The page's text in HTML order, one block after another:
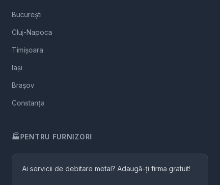
București
Cluj-Napoca
Timișoara
Iași
Brașov
Constanța
🏭PENTRU FURNIZORI
Ai servicii de debitare metal? Adaugă-ți firma gratuit!